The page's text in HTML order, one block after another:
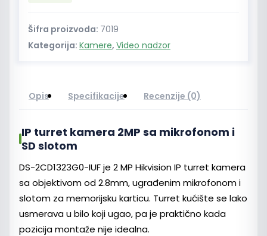
Šifra proizvoda: 7019
Kategorija: Kamere, Video nadzor
Opis Specifikacije Recenzije (0)
IP turret kamera 2MP sa mikrofonom i
SD slotom
DS-2CD1323G0-IUF je 2 MP Hikvision IP turret kamera
sa objektivom od 2.8mm, ugrađenim mikrofonom i
slotom za memorijsku karticu. Turret kućište se lako
usmerava u bilo koji ugao, pa je praktično kada
pozicija montaže nije idealna.